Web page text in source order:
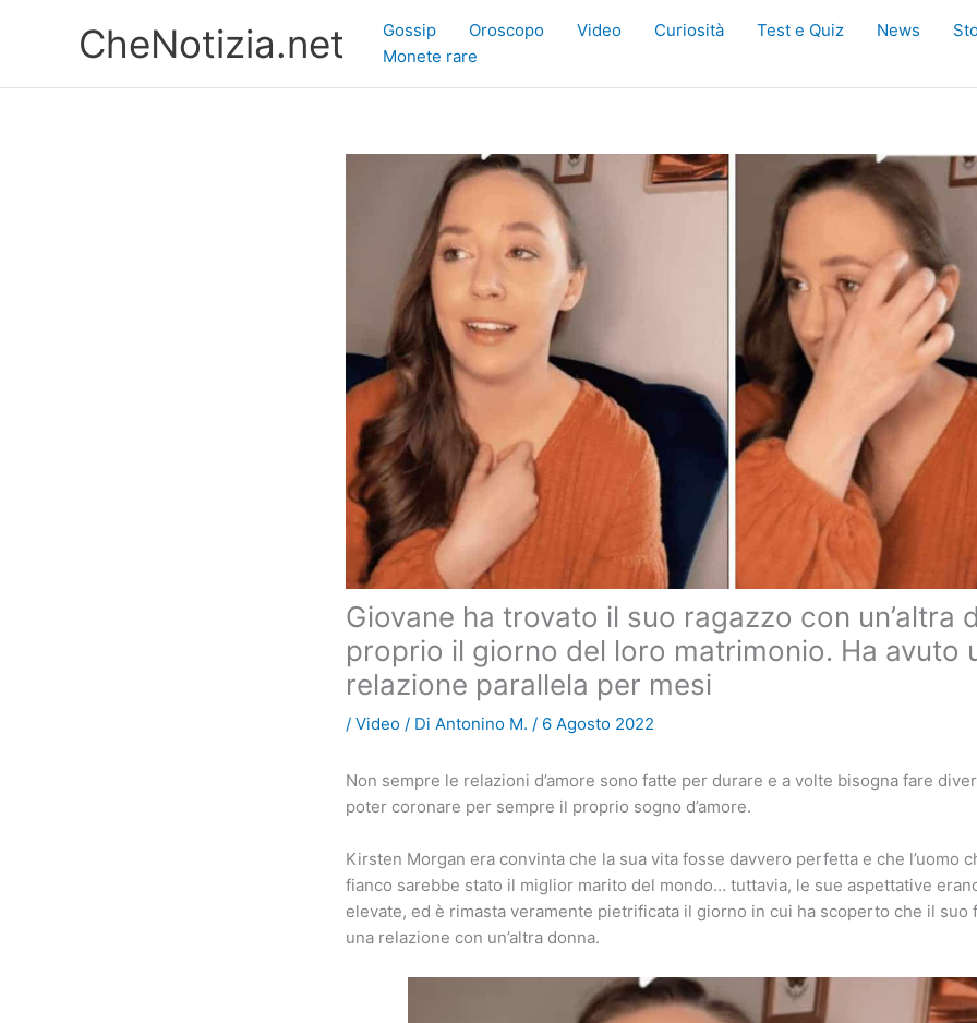
CheNotizia.net Gossip Oroscopo Video Curiosità Test e Quiz News
Monete rare
Giovane ha trovato il suo ragazzo con un’altra
proprio il giorno del loro matrimonio. Ha avuto
relazione parallela per mesi
/ Video / Di Antonino M. / 6 Agosto 2022
Non sempre le relazioni d’amore sono fatte per durare e a volte bisogna fare
poter coronare per sempre il proprio sogno d’amore.
Kirsten Morgan era convinta che la sua vita fosse davvero perfetta e che l’uomo
fianco sarebbe stato il miglior marito del mondo… tuttavia, le sue aspettative
elevate, ed è rimasta veramente pietrificata il giorno in cui ha scoperto che il suo
una relazione con un’altra donna.